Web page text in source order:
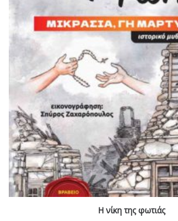
Η νίκη της φωτιάς